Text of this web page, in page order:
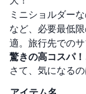
ミニショルダー
など、必要最低
適。旅行先での
驚きの高コスパ
さて、気になる